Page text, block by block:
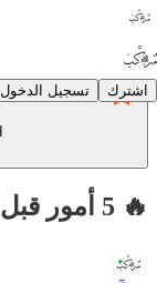
اشترك تسجيل الدخول
🔥 5 أمور قبل افتتاح السوق